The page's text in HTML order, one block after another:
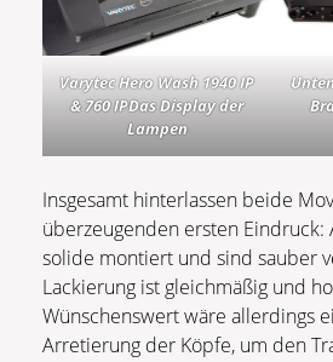
Varytec Hero Wash 1940 IP
& 760 IPDas Display der
Lampen
Insgesamt hinterlassen beide
überzeugenden ersten
solide montiert und sind sauber
Lackierung ist gleichmäßig und
Wünschenswert wäre allerdings
Arretierung der Köpfe, um den